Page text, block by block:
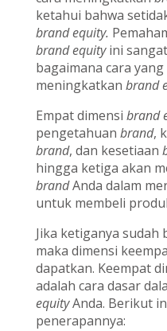
ketahui bahwa
brand equity.
brand equityini
bagaimana cara
meningkatkan brand
Empat dimensi brand
pengetahuan brand,
brand, dan kesetiaan
hingga ketiga akan
brandAnda dalam
untuk membeli
Jika ketiganya sudah
maka dimensi
dapatkan. Keempat
adalah cara dasar
equityAnda. Berikut
penerapannya: